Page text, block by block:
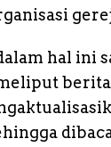
hal ini